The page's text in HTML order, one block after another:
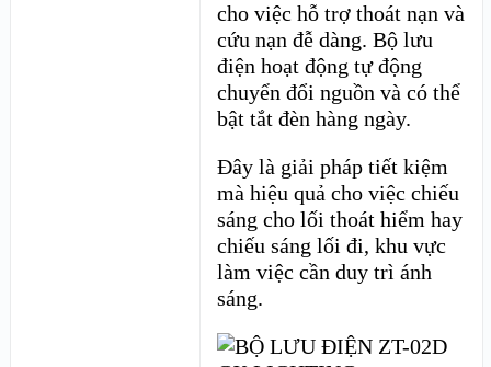
cho việc hỗ trợ thoát nạn và
cứu nạn đễ dàng. Bộ lưu
điện hoạt động tự động
chuyển đổi nguồn và có thể
bật tắt đèn hàng ngày.
Đây là giải pháp tiết kiệm
mà hiệu quả cho việc chiếu
sáng cho lối thoát hiểm hay
chiếu sáng lối đi, khu vực
làm việc cần duy trì ánh
sáng.